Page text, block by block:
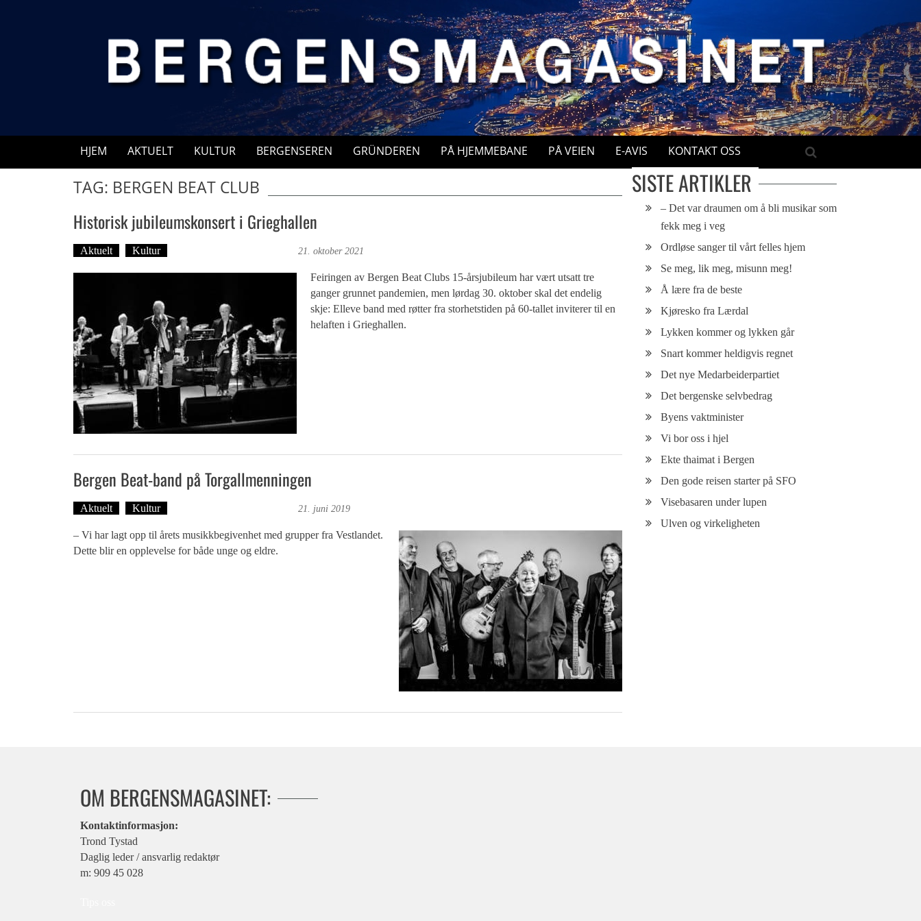
HJEM AKTUELT KULTUR BERGENSEREN GRÜNDEREN PÅ HJEMMEBANE PÅ VEIEN E-AVIS KONTAKT OSS
TAG: BERGEN BEAT CLUB
Historisk jubileumskonsert i Grieghallen
Aktuelt Kultur 21. oktober 2021
Feiringen av Bergen Beat Clubs 15-årsjubileum har vært utsatt tre
ganger grunnet pandemien, men lørdag 30. oktober skal det endelig
skje: Elleve band med røtter fra storhetstiden på 60-tallet inviterer til en
helaften i Grieghallen.
Bergen Beat-band på Torgallmenningen
Aktuelt Kultur 21. juni 2019
– Vi har lagt opp til årets musikkbegivenhet med grupper fra Vestlandet.
Dette blir en opplevelse for både unge og eldre.
SISTE ARTIKLER
– Det var draumen om å bli musikar som
fekk meg i veg
Ordløse sanger til vårt felles hjem
Se meg, lik meg, misunn meg!
Å lære fra de beste
Kjøresko fra Lærdal
Lykken kommer og lykken går
Snart kommer heldigvis regnet
Det nye Medarbeiderpartiet
Det bergenske selvbedrag
Byens vaktminister
Vi bor oss i hjel
Ekte thaimat i Bergen
Den gode reisen starter på SFO
Visebasaren under lupen
Ulven og virkeligheten
OM BERGENSMAGASINET:
Kontaktinformasjon:
Trond Tystad
Daglig leder / ansvarlig redaktør
m: 909 45 028